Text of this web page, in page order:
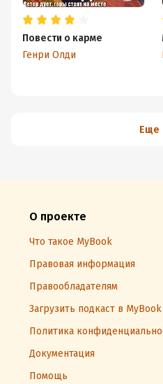
Повести о карме
Генри Олди
Еще
О проекте
Что такое MyBook
Правовая информация
Правообладателям
Загрузить подкаст в
Политика
Документация
Помощь